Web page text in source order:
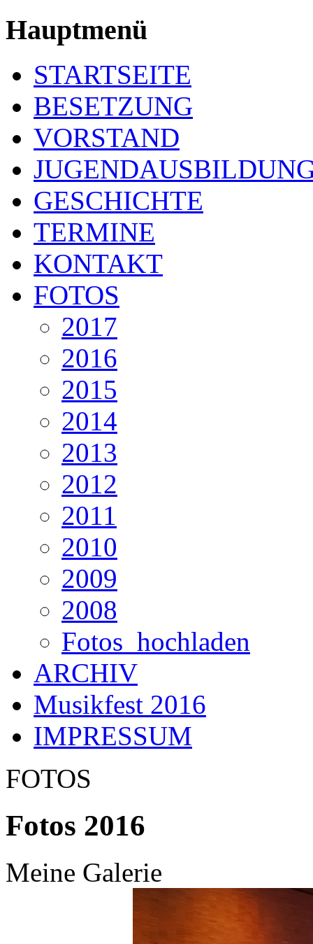
Hauptmenü
STARTSEITE
BESETZUNG
VORSTAND
GESCHICHTE
TERMINE
KONTAKT
FOTOS
2017
2016
2015
2014
2013
2012
2011
2010
2009
2008
Fotos_hochladen
ARCHIV
Musikfest 2016
IMPRESSUM
FOTOS
Fotos 2016
Meine Galerie